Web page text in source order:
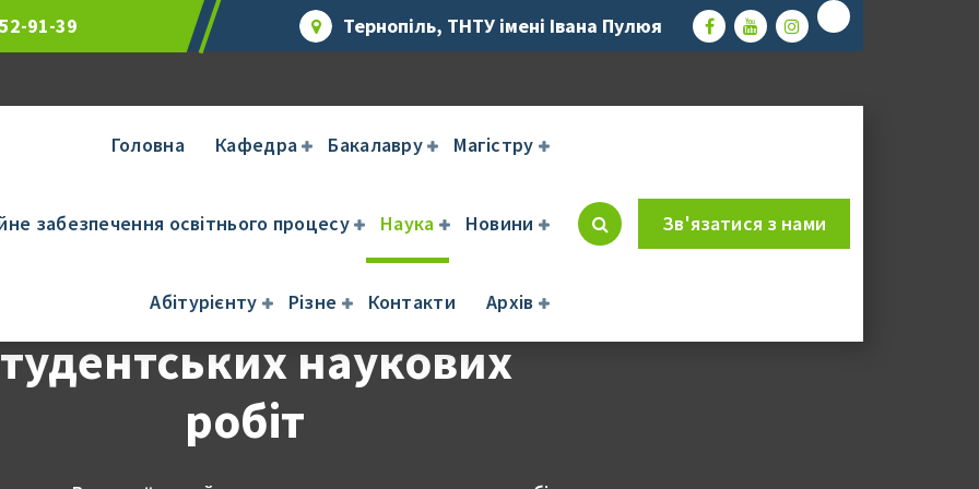
91-39 Тернопіль, ТНТУ імені Івана Пулюя
Головна Кафедра Бакалавру Магістру
забезпечення освітнього процесу Наука Новини
Абітурієнту Різне Контакти Архів
Зв'язатися з нами
конкурс
наукових
робіт